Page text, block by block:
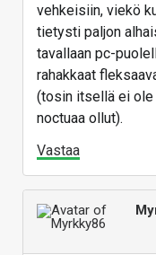
vehkeisiin, viekö
tietysti paljon
tavallaan pc-
rahakkaat
(tosin itsellä ei ole
noctuaa ollut).
Vastaa